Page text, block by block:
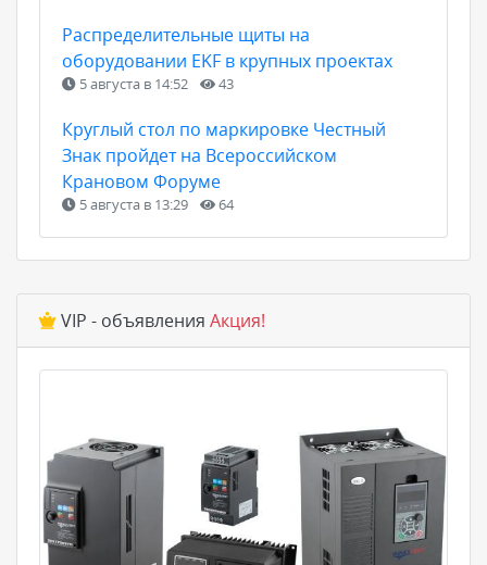
Распределительные щиты на
оборудовании EKF в крупных проектах
5 августа в 14:52 43
Круглый стол по маркировке Честный
Знак пройдет на Всероссийском
Крановом Форуме
5 августа в 13:29 64
VIP - объявления Акция!